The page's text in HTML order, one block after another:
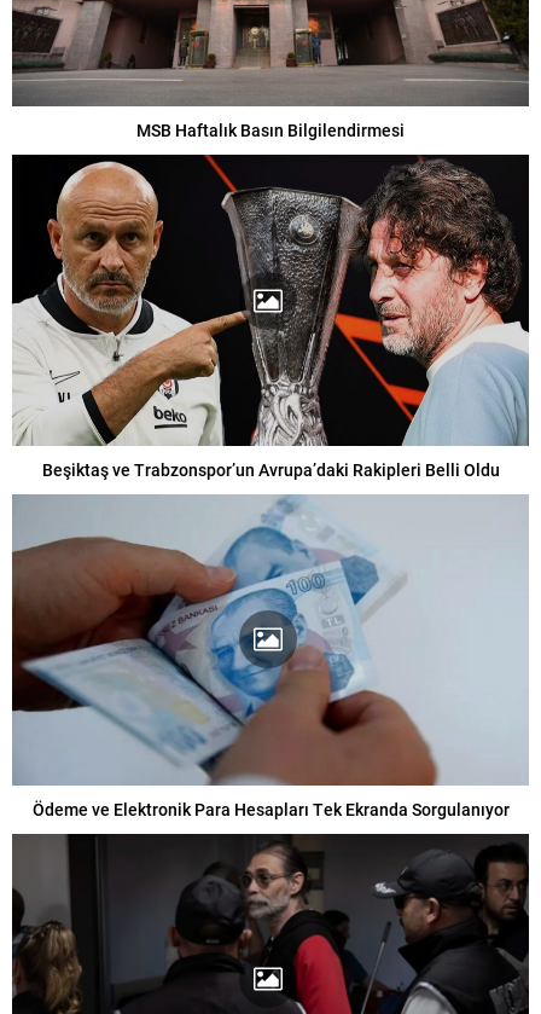
MSB Haftalık Basın Bilgilendirmesi
Beşiktaş ve Trabzonspor’un Avrupa’daki Rakipleri Belli Oldu
Ödeme ve Elektronik Para Hesapları Tek Ekranda Sorgulanıyor